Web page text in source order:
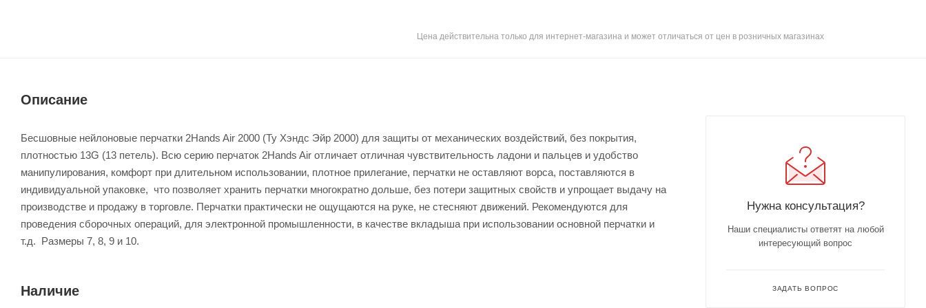
Цена действительна только для интернет-магазина и может отличаться от цен в розничных магазинах
Описание
Бесшовные нейлоновые перчатки 2Hands Air 2000 (Ту Хэндс Эйр 2000) для защиты от механических воздействий, без покрытия,
плотностью 13G (13 петель). Всю серию перчаток 2Hands Air отличает отличная чувствительность ладони и пальцев и удобство
манипулирования, комфорт при длительном использовании, плотное прилегание, перчатки не оставляют ворса, поставляются в
индивидуальной упаковке, что позволяет хранить перчатки многократно дольше, без потери защитных свойств и упрощает выдачу на
производстве и продажу в торговле. Перчатки практически не ощущаются на руке, не стесняют движений. Рекомендуются для
проведения сборочных операций, для электронной промышленности, в качестве вкладыша при использовании основной перчатки и
т.д. Размеры 7, 8, 9 и 10.
Наличие
Нужна консультация?
Наши специалисты ответят на любой
интересующий вопрос
ЗАДАТЬ ВОПРОС